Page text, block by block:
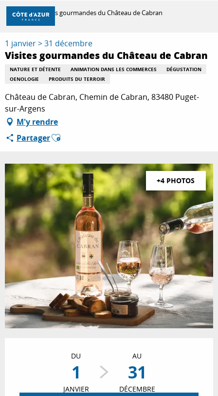
Aller
contenu
principal
DÉCOUVRIR
À FAIRE
SÉJOURNER
Accueil Visites gourmandes du Château de Cabran
1 janvier > 31 décembre
Visites gourmandes du Château de Cabran
NATURE ET DÉTENTE ANIMATION DANS LES COMMERCES
DÉGUSTATION
OENOLOGIE
PRODUITS DU TERROIR
Château de Cabran, Chemin de Cabran, 83480 Puget-
sur-Argens
M'y rendre
PartagerAjouter aux favoris
+4 PHOTOS
DU
1
JANVIER
AU
31
DÉCEMBRE